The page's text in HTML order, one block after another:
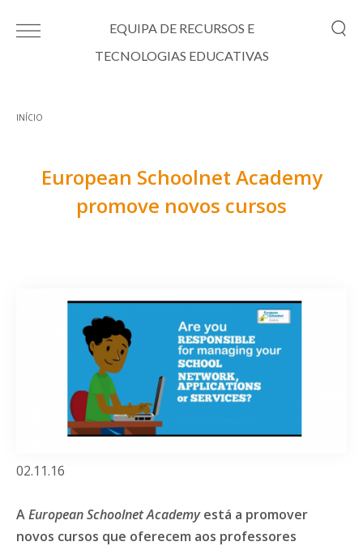
EQUIPA DE RECURSOS E
TECNOLOGIAS EDUCATIVAS
INÍCIO
European Schoolnet Academy
promove novos cursos
02.11.16
AEuropean Schoolnet Academyestá a promover
novos cursos que oferecem aos professores